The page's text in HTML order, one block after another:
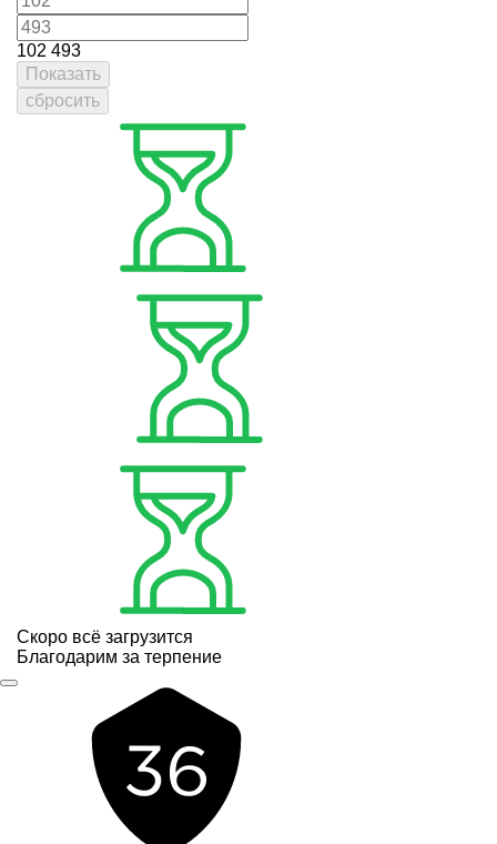
102 493
Показать
сбросить
Скоро всё загрузится
Благодарим за терпение